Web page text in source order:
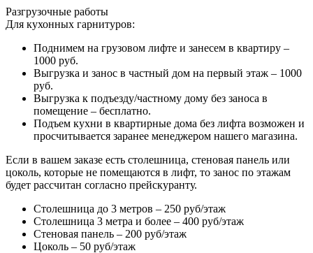
Разгрузочные работы
Для кухонных гарнитуров:
Поднимем на грузовом лифте и занесем в квартиру –
1000 руб.
Выгрузка и занос в частный дом на первый этаж – 1000
руб.
Выгрузка к подъезду/частному дому без заноса в
помещение – бесплатно.
Подъем кухни в квартирные дома без лифта возможен и
просчитывается заранее менеджером нашего магазина.
Если в вашем заказе есть столешница, стеновая панель или
цоколь, которые не помещаются в лифт, то занос по этажам
будет рассчитан согласно прейскуранту.
Столешница до 3 метров – 250 руб/этаж
Столешница 3 метра и более – 400 руб/этаж
Стеновая панель – 200 руб/этаж
Цоколь – 50 руб/этаж